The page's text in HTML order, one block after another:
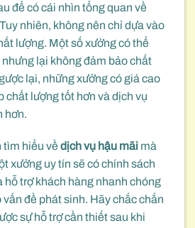
để có cái nhìn tổng quan về
nhiên, không nên chỉ dựa vào
lượng. Một số xưởng có thể
lại không đảm bảo chất
lại, những xưởng có giá cao
chất lượng tốt hơn và dịch vụ
hơn.
tìm hiểu về dịch vụ hậu mãi mà
xưởng uy tín sẽ có chính sách
hỗ trợ khách hàng nhanh chóng
đề phát sinh. Hãy chắc chắn
sự hỗ trợ cần thiết sau khi